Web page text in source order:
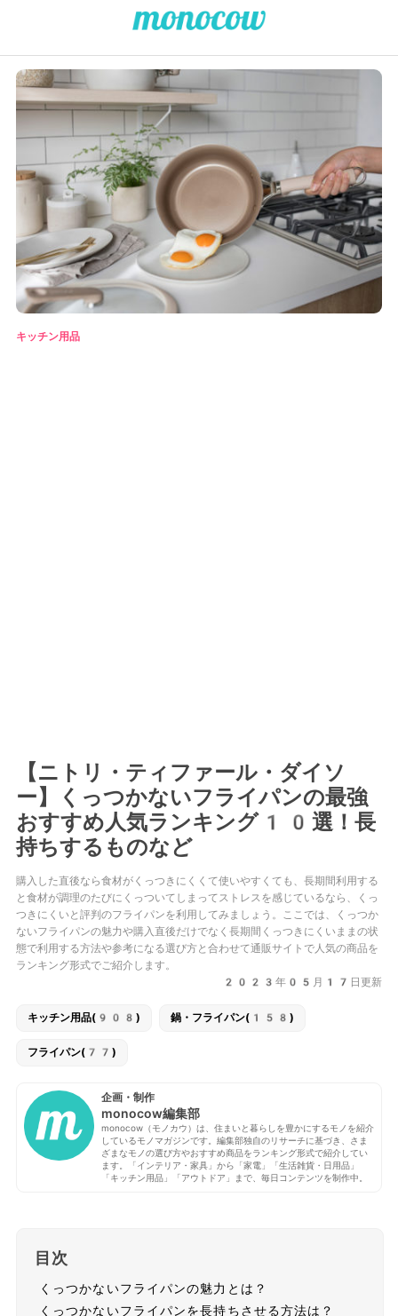
キッチン用品
【ニトリ・ティファール・ダイソ
ー】くっつかないフライパンの最強
おすすめ人気ランキング10選！長
持ちするものなど
購入した直後なら食材がくっつきにくくて使いやすくても、長期間利用する
と食材が調理のたびにくっついてしまってストレスを感じているなら、くっ
つきにくいと評判のフライパンを利用してみましょう。ここでは、くっつか
ないフライパンの魅力や購入直後だけでなく長期間くっつきにくいままの状
態で利用する方法や参考になる選び方と合わせて通販サイトで人気の商品を
ランキング形式でご紹介します。
2023年05月17日更新
キッチン用品(908) 鍋・フライパン(158)
フライパン(77)
企画・制作
monocow編集部
monocow（モノカウ）は、住まいと暮らしを豊かにするモノを紹介
しているモノマガジンです。編集部独自のリサーチに基づき、さま
ざまなモノの選び方やおすすめ商品をランキング形式で紹介してい
ます。「インテリア・家具」から「家電」「生活雑貨・日用品」
「キッチン用品」「アウトドア」まで、毎日コンテンツを制作中。
目次
くっつかないフライパンの魅力とは？
くっつかないフライパンを長持ちさせる方法は？